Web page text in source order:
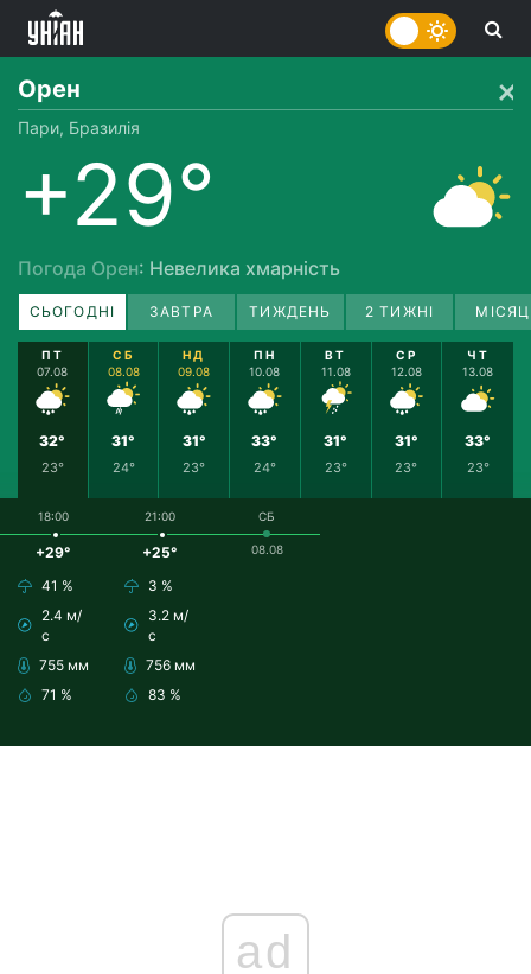
Орен
Пари, Бразилія
+29°
Погода Орен: Невелика хмарність
СЬОГОДНІ ЗАВТРА ТИЖДЕНЬ 2 ТИЖНІ
ПТ
07.08
32°
23°
СБ
08.08
31°
24°
НД
09.08
31°
23°
ПН
10.08
33°
24°
ВТ
11.08
31°
23°
СР
12.08
31°
23°
ЧТ
13.08
33°
23°
18:00
+29°
41 %
2.4 м/
с
755 мм
71 %
21:00
+25°
3 %
3.2 м/
с
756 мм
83 %
СБ
08.08
ad